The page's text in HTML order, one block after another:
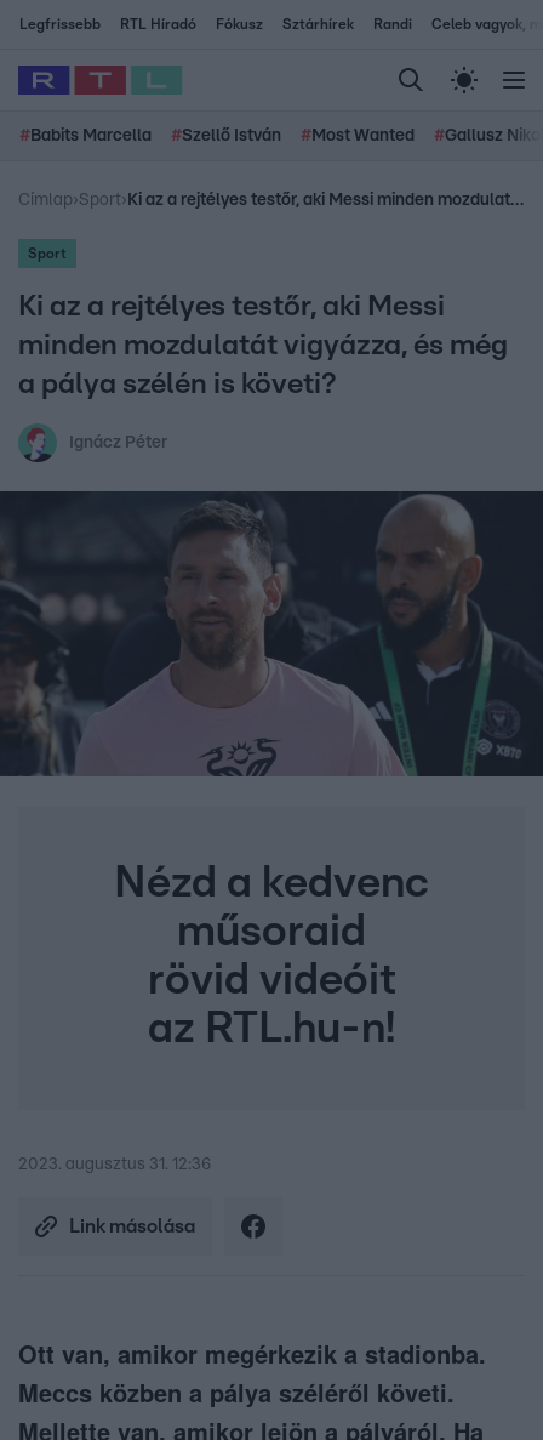
Legfrissebb RTL Híradó Fókusz Sztárhírek Randi Celeb vagyok,
# Babits Marcella #Szellő István # Most Wanted #Gallusz
Címlap›Sport› Ki az a rejtélyes testőr, aki Messi minden mozdulatát vigyázza, és még a pálya szélén is követi?
Sport
Ki az a rejtélyes testőr, aki Messi
minden mozdulatát vigyázza, és még
a pálya szélén is követi?
Ignácz Péter
Nézd a kedvenc
műsoraid
rövid videóit
az RTL.hu-n!
2023. augusztus 31. 12:36
Link másolása
Ott van, amikor megérkezik a stadionba.
Meccs közben a pálya széléről követi.
Mellette van, amikor lejön a pályáról. Ha